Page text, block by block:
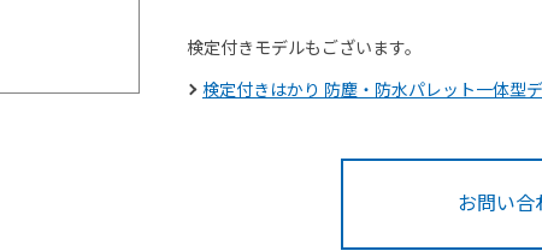
検定付きモデルもございます。
検定付きはかり 防塵・防水パレット一体型
お問い合